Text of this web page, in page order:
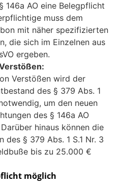
146a AO eine Belegpflicht
muss dem
mit näher spezifizierten
die sich im Einzelnen aus
ergeben.
Verstößen wird der
des § 379 Abs. 1
um den neuen
des § 146a AO
hinaus können die
des § 379 Abs. 1 S.1 Nr. 3
bis zu 25.000 €
möglich